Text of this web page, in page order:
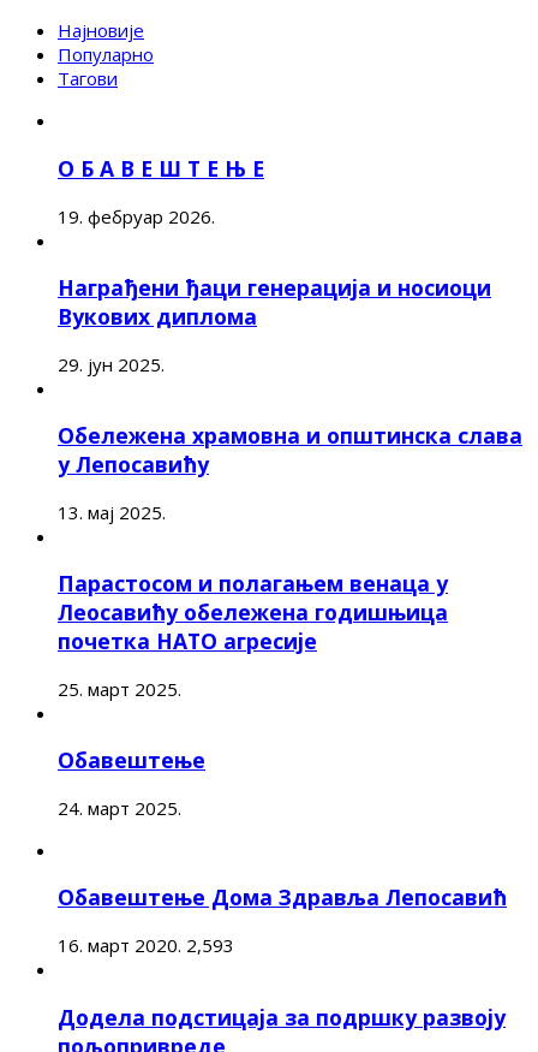
Најновије
Популарно
Тагови
О Б А В Е Ш Т Е Њ Е
19. фебруар 2026.
Награђени ђаци генерација и носиоци
Вукових диплома
29. јун 2025.
Обележена храмовна и општинска слава
у Лепосавићу
13. мај 2025.
Парастосом и полагањем венаца у
Леосавићу обележена годишњица
почетка НАТО агресије
25. март 2025.
Обавештење
24. март 2025.
Обавештење Дома Здравља Лепосавић
16. март 2020. 2,593
Додела подстицаја за подршку развоју
пољопривреде